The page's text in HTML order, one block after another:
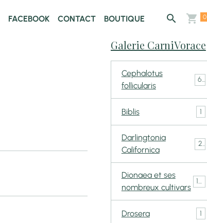
FACEBOOK CONTACT BOUTIQUE 0
Galerie CarniVorace
Cephalotus
follicularis
6
Biblis 1
Darlingtonia
Californica
2
Dionaea et ses
nombreux cultivars
148
Drosera 1